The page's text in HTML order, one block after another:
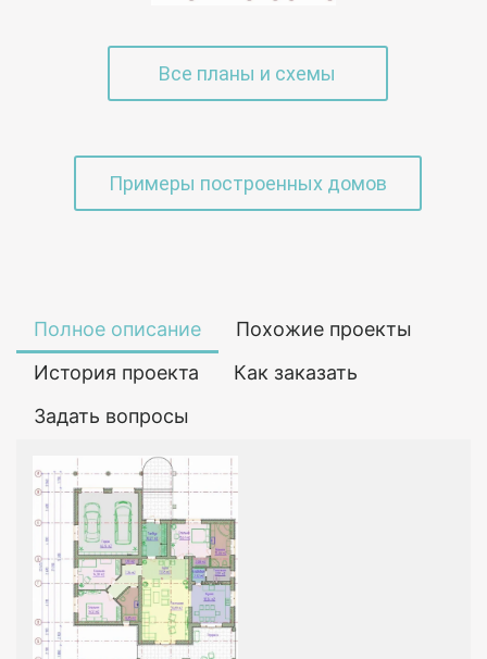
Все планы и схемы
Примеры построенных домов
Полное описание
Похожие проекты
История проекта
Как заказать
Задать вопросы